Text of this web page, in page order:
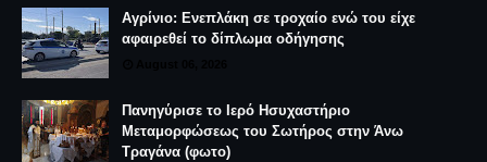
Αγρίνιο: Ενεπλάκη σε τροχαίο ενώ του είχε
αφαιρεθεί το δίπλωμα οδήγησης
Πανηγύρισε το Ιερό Ησυχαστήριο
Μεταμορφώσεως του Σωτήρος στην Άνω
Τραγάνα (φωτο)